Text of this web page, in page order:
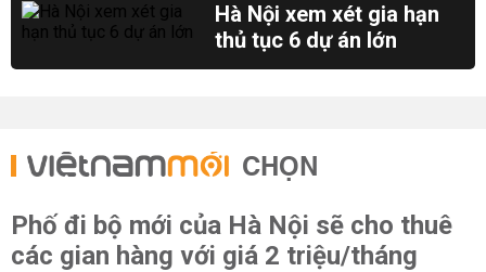
Hà Nội xem xét gia hạn
thủ tục 6 dự án lớn
CHỌN
Phố đi bộ mới của Hà Nội sẽ cho thuê
các gian hàng với giá 2 triệu/tháng